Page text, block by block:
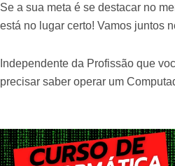
Se a sua meta é se destacar no
está no lugar certo! Vamos juntos
Independente da Profissão que
precisar saber operar um